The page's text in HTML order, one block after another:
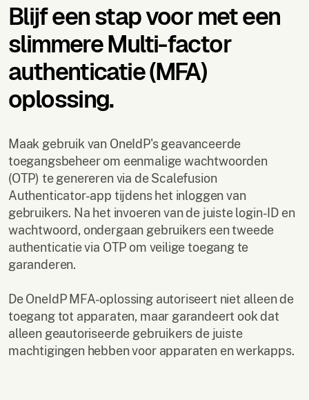
Blijf een stap voor met een
slimmere Multi-factor
authenticatie (MFA)
oplossing.
Maak gebruik van OneIdP's geavanceerde
toegangsbeheer om eenmalige wachtwoorden
(OTP) te genereren via de Scalefusion
Authenticator-app tijdens het inloggen van
gebruikers. Na het invoeren van de juiste login-ID en
wachtwoord, ondergaan gebruikers een tweede
authenticatie via OTP om veilige toegang te
garanderen.
De OneIdP MFA-oplossing autoriseert niet alleen de
toegang tot apparaten, maar garandeert ook dat
alleen geautoriseerde gebruikers de juiste
machtigingen hebben voor apparaten en werkapps.